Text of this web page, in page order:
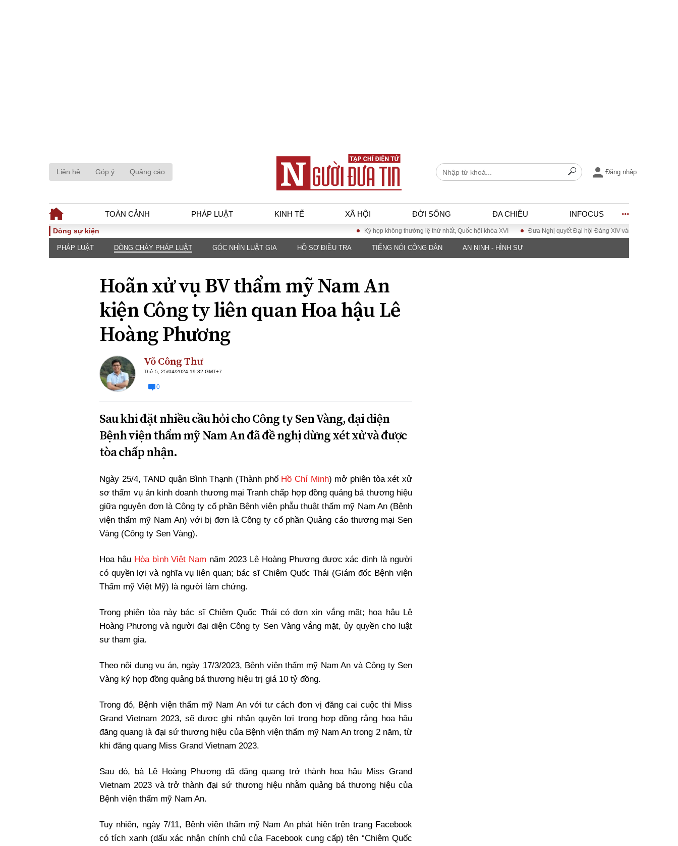
Liên hệ Góp ý Quảng cáo Đăng nhập
TOÀN CẢNH PHÁP LUẬT KINH TẾ XÃ HỘI ĐỜI SỐNG ĐA CHIỀU INFOCUS
TOÀN CẢNH
Chính sách
Đối thoại
PHÁP LUẬT
luật
Góc nhìn luật gia
Hồ sơ điều tra
Tiếng nói công dân
An ninh - Hình sự
KINH TẾ
Tài chính - Ngân
hàng
Kinh tế vĩ mô
XÃ HỘI
ĐA CHIỀU
Quan điểm
Xi nhan Trái Phải
INFOCUS
Dòng sự kiện Kỳ họp không thường lệ thứ nhất, Quốc hội khóa XVI Đưa Nghị quyết Đại hội Đảng XIV vào cuộc sống
PHÁP LUẬT DÒNG CHẢY PHÁP LUẬT GÓC NHÌN LUẬT GIA HỒ SƠ ĐIỀU TRA TIẾNG NÓI CÔNG DÂN AN NINH - HÌNH SỰ
Hoãn xử vụ BV thẩm mỹ Nam An
kiện Công ty liên quan Hoa hậu Lê
Hoàng Phương
Võ Công Thư
Thứ 5, 25/04/2024 19:32 GMT+7
0
Sau khi đặt nhiều cầu hỏi cho Công ty Sen Vàng, đại diện
Bệnh viện thẩm mỹ Nam An đã đề nghị dừng xét xử và được
tòa chấp nhận.
Ngày 25/4, TAND quận Bình Thạnh (Thành phố Hồ Chí Minh) mở phiên tòa xét xử
sơ thẩm vụ án kinh doanh thương mại Tranh chấp hợp đồng quảng bá thương hiệu
giữa nguyên đơn là Công ty cổ phần Bệnh viện phẫu thuật thẩm mỹ Nam An (Bệnh
viện thẩm mỹ Nam An) với bị đơn là Công ty cổ phần Quảng cáo thương mại Sen
Vàng (Công ty Sen Vàng).
Hoa hậu Hòa bình Việt Nam năm 2023 Lê Hoàng Phương được xác định là người
có quyền lợi và nghĩa vụ liên quan; bác sĩ Chiêm Quốc Thái (Giám đốc Bệnh viện
Thẩm mỹ Việt Mỹ) là người làm chứng.
Trong phiên tòa này bác sĩ Chiêm Quốc Thái có đơn xin vắng mặt; hoa hậu Lê
Hoàng Phương và người đại diện Công ty Sen Vàng vắng mặt, ủy quyền cho luật
sư tham gia.
Theo nội dung vụ án, ngày 17/3/2023, Bệnh viện thẩm mỹ Nam An và Công ty Sen
Vàng ký hợp đồng quảng bá thương hiệu trị giá 10 tỷ đồng.
Trong đó, Bệnh viện thẩm mỹ Nam An với tư cách đơn vị đăng cai cuộc thi Miss
Grand Vietnam 2023, sẽ được ghi nhận quyền lợi trong hợp đồng rằng hoa hậu
đăng quang là đại sứ thương hiệu của Bệnh viện thẩm mỹ Nam An trong 2 năm, từ
khi đăng quang Miss Grand Vietnam 2023.
Sau đó, bà Lê Hoàng Phương đã đăng quang trở thành hoa hậu Miss Grand
Vietnam 2023 và trở thành đại sứ thương hiệu nhằm quảng bá thương hiệu của
Bệnh viện thẩm mỹ Nam An.
Tuy nhiên, ngày 7/11, Bệnh viện thẩm mỹ Nam An phát hiện trên trang Facebook
có tích xanh (dấu xác nhận chính chủ của Facebook cung cấp) tên “Chiêm Quốc